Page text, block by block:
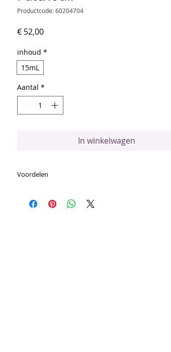
Productcode: 60204704
€ 52,00Prijs
inhoud *
15mL
Aantal *
In winkelwagen
Voordelen
Kan vaak worden gebruikt om de algemene